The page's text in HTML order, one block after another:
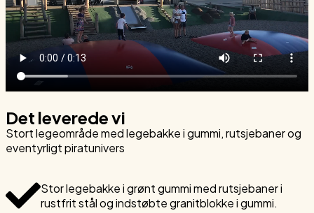
Det leverede vi
Stort legeområde med legebakke i gummi, rutsjebaner og
eventyrligt piratunivers
Stor legebakke i grønt gummi med rutsjebaner i
rustfrit stål og indstøbte granitblokke i gummi.